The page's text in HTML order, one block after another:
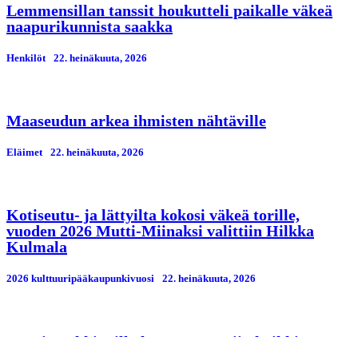
Lemmensillan tanssit houkutteli paikalle väkeä
naapurikunnista saakka
Henkilöt 22. heinäkuuta, 2026
Maaseudun arkea ihmisten nähtäville
Eläimet 22. heinäkuuta, 2026
Kotiseutu- ja lättyilta kokosi väkeä torille,
vuoden 2026 Mutti-Miinaksi valittiin Hilkka
Kulmala
2026 kulttuuripääkaupunkivuosi 22. heinäkuuta, 2026